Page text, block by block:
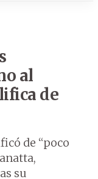
al
de
de “poco
su